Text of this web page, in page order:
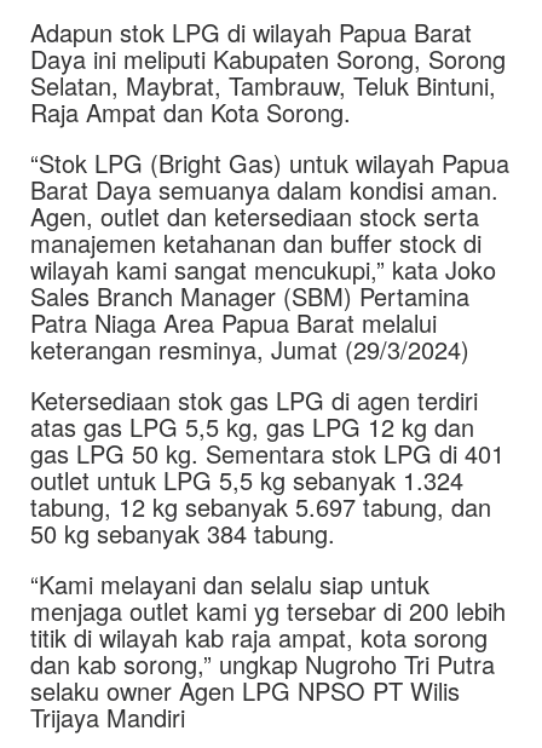
Adapun stok LPG di wilayah Papua Barat
Daya ini meliputi Kabupaten Sorong, Sorong
Selatan, Maybrat, Tambrauw, Teluk Bintuni,
Raja Ampat dan Kota Sorong.
“Stok LPG (Bright Gas) untuk wilayah Papua
Barat Daya semuanya dalam kondisi aman.
Agen, outlet dan ketersediaan stock serta
manajemen ketahanan dan buffer stock di
wilayah kami sangat mencukupi,” kata Joko
Sales Branch Manager (SBM) Pertamina
Patra Niaga Area Papua Barat melalui
keterangan resminya, Jumat (29/3/2024)
Ketersediaan stok gas LPG di agen terdiri
atas gas LPG 5,5 kg, gas LPG 12 kg dan
gas LPG 50 kg. Sementara stok LPG di 401
outlet untuk LPG 5,5 kg sebanyak 1.324
tabung, 12 kg sebanyak 5.697 tabung, dan
50 kg sebanyak 384 tabung.
“Kami melayani dan selalu siap untuk
menjaga outlet kami yg tersebar di 200 lebih
titik di wilayah kab raja ampat, kota sorong
dan kab sorong,” ungkap Nugroho Tri Putra
selaku owner Agen LPG NPSO PT Wilis
Trijaya Mandiri